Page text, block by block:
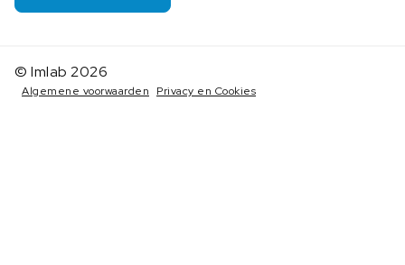
© Imlab 2026
Algemene voorwaarden Privacy en Cookies